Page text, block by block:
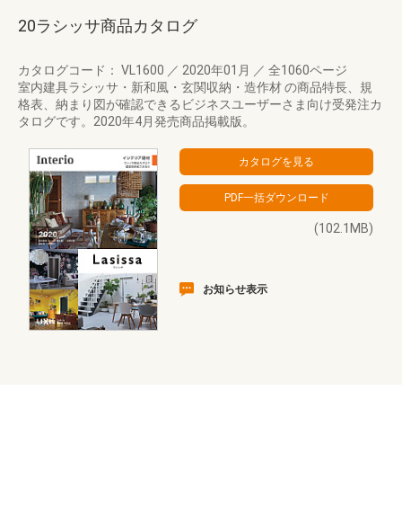
20ラシッサ商品カタログ
カタログコード： VL1600 ／ 2020年01月 ／ 全1060ページ
室内建具ラシッサ・新和風・玄関収納・造作材 の商品特長、規
格表、納まり図が確認できるビジネスユーザーさま向け受発注カ
タログです。2020年4月発売商品掲載版。
(102.1MB)
お知らせ表示